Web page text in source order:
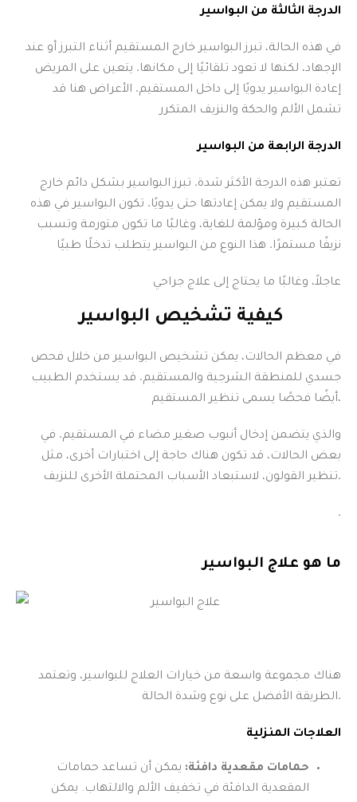
الدرجة الثالثة من البواسير
في هذه الحالة، تبرز البواسير خارج المستقيم أثناء التبرز أو عند
الإجهاد، لكنها لا تعود تلقائيًا إلى مكانها. يتعين على المريض
إعادة البواسير يدويًا إلى داخل المستقيم. الأعراض هنا قد
تشمل الألم والحكة والنزيف المتكرر
الدرجة الرابعة من البواسير
تعتبر هذه الدرجة الأكثر شدة. تبرز البواسير بشكل دائم خارج
المستقيم ولا يمكن إعادتها حتى يدويًا. تكون البواسير في هذه
الحالة كبيرة ومؤلمة للغاية، وغالبًا ما تكون متورمة وتسبب
نزيفًا مستمرًا. هذا النوع من البواسير يتطلب تدخلًا طبيًا
عاجلاً، وغالبًا ما يحتاج إلى علاج جراحي
كيفية تشخيص البواسير
في معظم الحالات، يمكن تشخيص البواسير من خلال فحص
جسدي للمنطقة الشرجية والمستقيم. قد يستخدم الطبيب
أيضًا فحصًا يسمى تنظير المستقيم،
والذي يتضمن إدخال أنبوب صغير مضاء في المستقيم. في
بعض الحالات، قد تكون هناك حاجة إلى اختبارات أخرى، مثل
تنظير القولون، لاستبعاد الأسباب المحتملة الأخرى للنزيف.
.
ما هو علاج البواسير
هناك مجموعة واسعة من خيارات العلاج للبواسير، وتعتمد
الطريقة الأفضل على نوع وشدة الحالة.
العلاجات المنزلية
حمامات مقعدية دافئة: يمكن أن تساعد حمامات
المقعدية الدافئة في تخفيف الألم والالتهاب. يمكن